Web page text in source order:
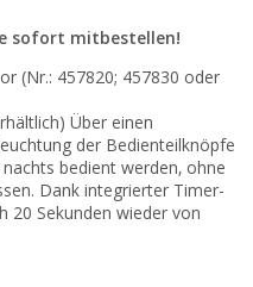
sofort mitbestellen!
(Nr.: 457820; 457830 oder
Über einen
der Bedienteilknöpfe
bedient werden, ohne
Dank integrierter Timer-
20 Sekunden wieder von